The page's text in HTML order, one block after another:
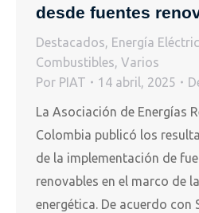
desde fuentes
Destacados, Energía
Combustibles, Varios
Por PIAT 14 abril, 2025
La Asociación de Energías
Colombia publicó los
de la implementación de
renovables en el marco de
energética. De acuerdo con